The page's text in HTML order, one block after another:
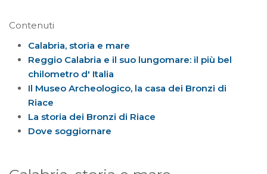
Contenuti
Calabria, storia e mare
Reggio Calabria e il suo lungomare: il più bel
chilometro d' Italia
Il Museo Archeologico, la casa dei Bronzi di
Riace
La storia dei Bronzi di Riace
Dove soggiornare